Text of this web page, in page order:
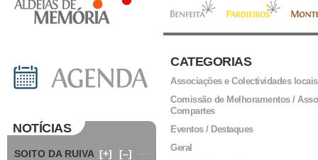
CATEGORIAS
Associações e Colectividades locais
Comissão de Melhoramentos /
Compartes
Eventos / Destaques
Geral
NOTÍCIAS
SOITO DA RUIVA [+] [–]